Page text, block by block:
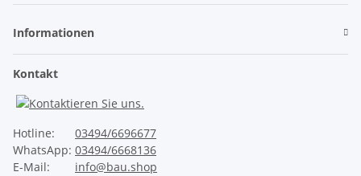
Informationen
Kontakt
Hotline:
03494/6696677
WhatsApp: 03494/6668136
E-Mail:
info@bau.shop